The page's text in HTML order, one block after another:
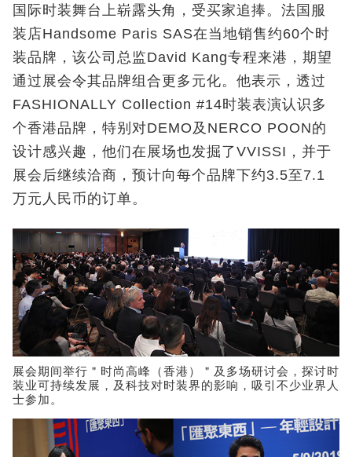
国际时装舞台上崭露头角，受买家追捧。法国服
装店Handsome Paris SAS在当地销售约60个时
装品牌，该公司总监David Kang专程来港，期望
通过展会令其品牌组合更多元化。他表示，透过
FASHIONALLY Collection #14时装表演认识多
个香港品牌，特别对DEMO及NERCO POON的
设计感兴趣，他们在展场也发掘了VVISSI，并于
展会后继续洽商，预计向每个品牌下约3.5至7.1
万元人民币的订单。
展会期间举行＂时尚高峰（香港）＂及多场研讨会，探讨时
装业可持续发展，及科技对时装界的影响，吸引不少业界人
士参加。